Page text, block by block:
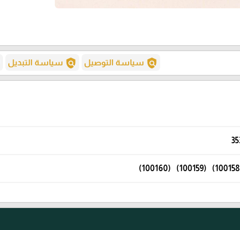
policy سياسة التوصيل policy سياسة التبديل